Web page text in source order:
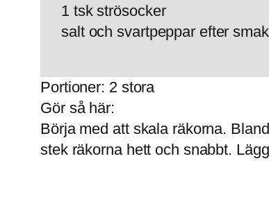
1 tsk strösocker
salt och svartpeppar efter smak
Portioner: 2 stora
Gör så här:
Börja med att skala räkorna.
stek räkorna hett och snabbt.